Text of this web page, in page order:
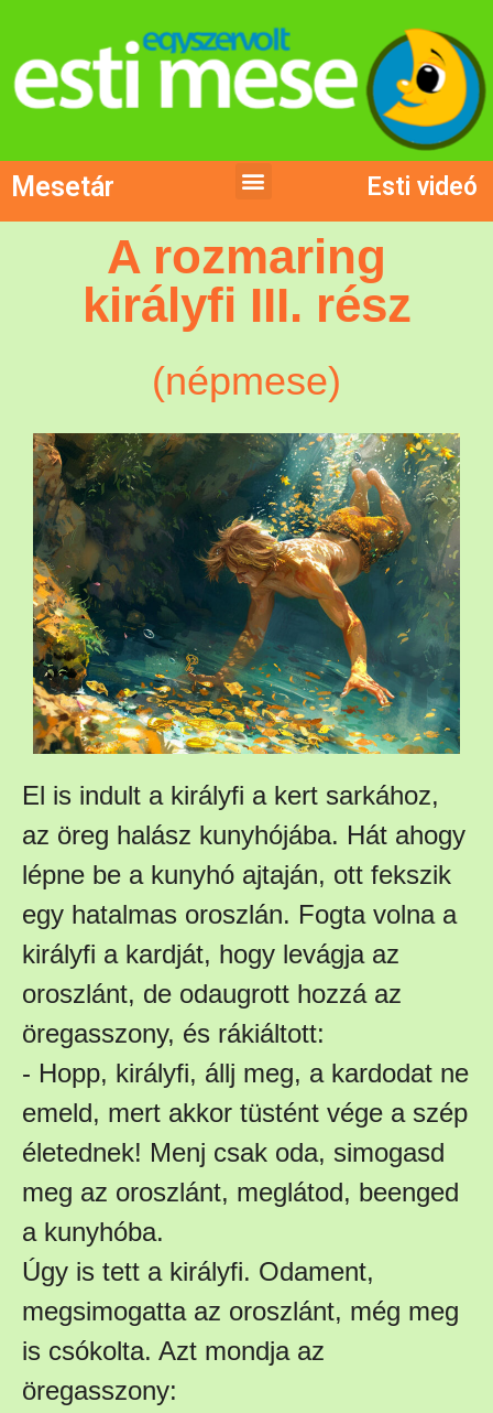
Mesetár Esti videó
A rozmaring
királyfi III. rész
(népmese)
El is indult a királyfi a kert sarkához,
az öreg halász kunyhójába. Hát ahogy
lépne be a kunyhó ajtaján, ott fekszik
egy hatalmas oroszlán. Fogta volna a
királyfi a kardját, hogy levágja az
oroszlánt, de odaugrott hozzá az
öregasszony, és rákiáltott:
- Hopp, királyfi, állj meg, a kardodat ne
emeld, mert akkor tüstént vége a szép
életednek! Menj csak oda, simogasd
meg az oroszlánt, meglátod, beenged
a kunyhóba.
Úgy is tett a királyfi. Odament,
megsimogatta az oroszlánt, még meg
is csókolta. Azt mondja az
öregasszony: